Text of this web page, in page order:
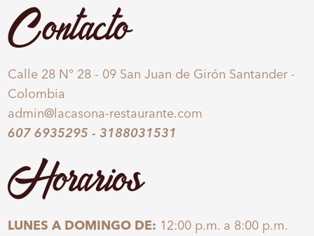
Contacto
Calle 28 N° 28 - 09 San Juan de Girón Santander -
Colombia
admin@lacasona-restaurante.com
607 6935295 -3188031531
Horarios
LUNES A DOMINGO DE: 12:00 p.m. a 8:00 p.m.